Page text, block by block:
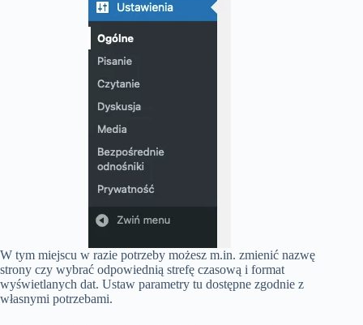
W tym miejscu w razie potrzeby możesz m.in. zmienić nazwę
strony czy wybrać odpowiednią strefę czasową i format
wyświetlanych dat. Ustaw parametry tu dostępne zgodnie z
własnymi potrzebami.